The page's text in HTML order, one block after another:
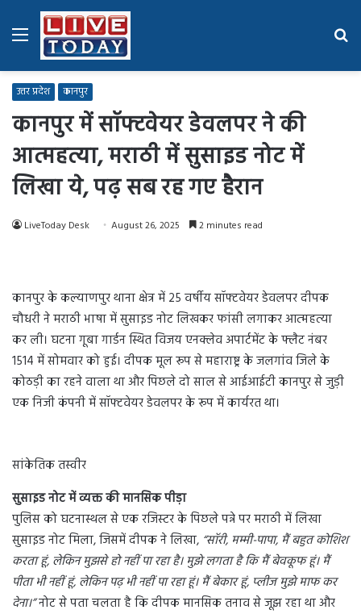
Menu
उत्तर प्रदेश कानपुर
कानपुर में सॉफ्टवेयर डेवलपर ने की
आत्महत्या, मराठी में सुसाइड नोट में
लिखा ये, पढ़ सब रह गए हैरान
LiveToday Desk August 26, 2025 2 minutes read
कानपुर के कल्याणपुर थाना क्षेत्र में 25 वर्षीय सॉफ्टवेयर डेवलपर दीपक
चौधरी ने मराठी भाषा में सुसाइड नोट लिखकर फांसी लगाकर आत्महत्या
कर ली। घटना गूबा गार्डन स्थित विजय एनक्लेव अपार्टमेंट के फ्लैट नंबर
1514 में सोमवार को हुई। दीपक मूल रूप से महाराष्ट्र के जलगांव जिले के
कोठड़ी का रहने वाला था और पिछले दो साल से आईआईटी कानपुर से जुड़ी
एक निजी कंपनी में सॉफ्टवेयर डेवलपर के रूप में कार्यरत था।
सांकेतिक तस्वीर
सुसाइड नोट में व्यक्त की मानसिक पीड़ा
पुलिस को घटनास्थल से एक रजिस्टर के पिछले पन्ने पर मराठी में लिखा
सुसाइड नोट मिला, जिसमें दीपक ने लिखा, “सॉरी, मम्मी-पापा, मैं बहुत कोशिश
करता हूं, लेकिन मुझसे हो नहीं पा रहा है। मुझे लगता है कि मैं बेवकूफ हूं। मैं
पीता भी नहीं हूं, लेकिन पढ़ भी नहीं पा रहा हूं। मैं बेकार हूं, प्लीज मुझे माफ कर
देना।”नोट से पता चलता है कि दीपक मानसिक तनाव से जूझ रहा था और